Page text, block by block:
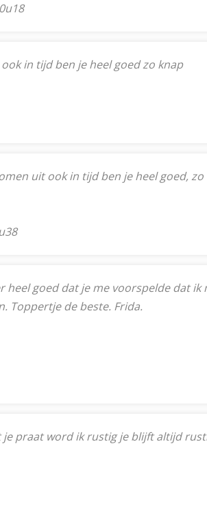
in tijd ben je heel goed zo knap
uit ook in tijd ben je heel goed, zo
goed dat je me voorspelde dat ik
Toppertje de beste. Frida.
je praat word ik rustig je blijft altijd